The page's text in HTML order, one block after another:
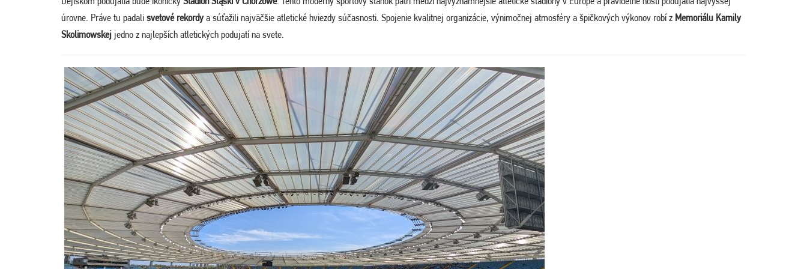
úrovne. Práve tu padali svetové rekordya súťažili najväčšie atletické hviezdy súčasnosti. Spojenie kvalitnej organizácie, výnimočnej atmosféry a špičkových výkonov robí z Memoriálu Kamily
Skolimowskej jedno z najlepších atletických podujatí na svete.